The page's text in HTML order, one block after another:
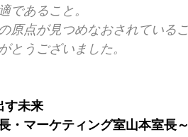
であること。
原点が見つめなおされている
とうございました。
す未来
・マーケティング室山本室長～